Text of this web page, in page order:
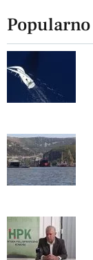
Popularno